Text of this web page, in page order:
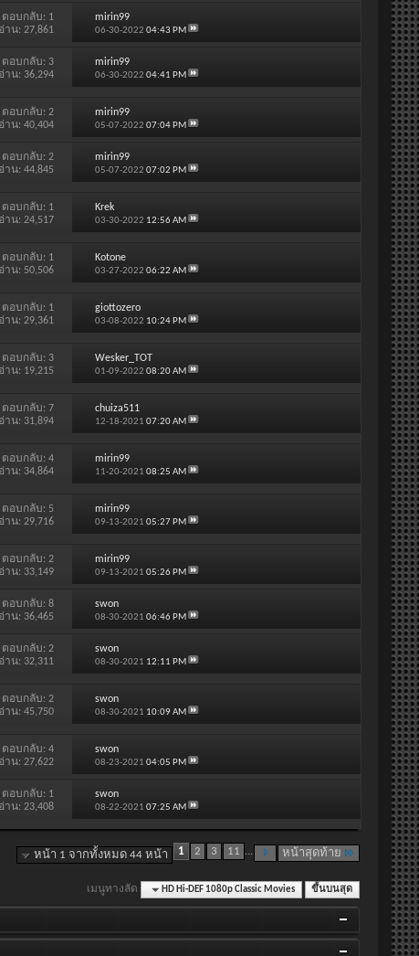
ตอบกลับ: 1
าน: 27,861
mirin99
06-30-2022 04:43 PM
ตอบกลับ: 3
าน: 36,294
mirin99
06-30-2022 04:41 PM
ตอบกลับ:2
าน: 40,404
mirin99
05-07-2022 07:04 PM
ตอบกลับ:2
าน: 44,845
mirin99
05-07-2022 07:02 PM
ตอบกลับ: 1
าน: 24,517
Krek
03-30-2022 12:56 AM
ตอบกลับ: 1
าน: 50,506
Kotone
03-27-2022 06:22 AM
ตอบกลับ: 1
าน: 29,361
giottozero
03-08-2022 10:24 PM
ตอบกลับ: 3
าน: 19,215
Wesker_TOT
01-09-2022 08:20 AM
ตอบกลับ:7
าน: 31,894
chuiza511
12-18-2021 07:20 AM
ตอบกลับ:4
าน: 34,864
mirin99
11-20-2021 08:25 AM
ตอบกลับ: 5
าน: 29,716
mirin99
09-13-2021 05:27 PM
ตอบกลับ:2
าน: 33,149
mirin99
09-13-2021 05:26 PM
ตอบกลับ:8
าน: 36,465
swon
08-30-2021 06:46 PM
ตอบกลับ:2
าน: 32,311
swon
08-30-2021 12:11 PM
ตอบกลับ:2
าน: 45,750
swon
08-30-2021 10:09 AM
ตอบกลับ:4
าน: 27,622
swon
08-23-2021 04:05 PM
ตอบกลับ: 1
าน: 23,408
swon
08-22-2021 07:25 AM
หน้า 1 จากทั้งหมด 44 หน้า 1 2 3 11 ... หน้าสุดท้าย
เมนูทางลัด HD Hi-DEF 1080p Classic Movies ขึ้นบนสุด